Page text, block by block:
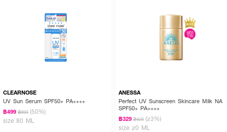
CLEARNOSE
UV Sun Serum SPF50+ PA++++
฿499 ฿990 (50%)
size 80 ML
ANESSA
Perfect UV Sunscreen Skincare Milk NA
SPF50+ PA++++
฿329 ฿425 (23%)
size 20 ML